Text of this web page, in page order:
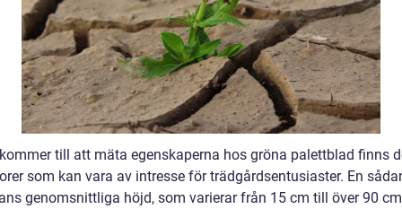
till att mäta egenskaperna hos gröna palettblad finns
som kan vara av intresse för trädgårdsentusiaster. En
genomsnittliga höjd, som varierar från 15 cm till över 90